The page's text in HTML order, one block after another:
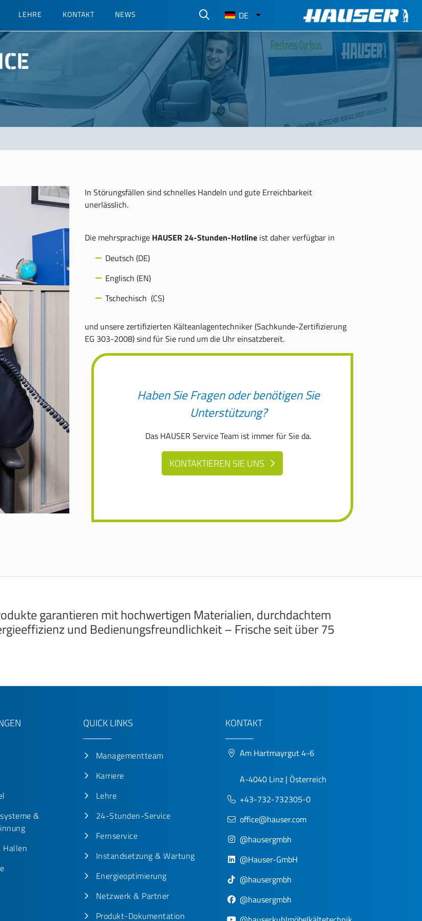
LEHRE KONTAKT NEWS
Select
your
language
DE
In Störungsfällen sind schnelles Handeln und gute Erreichbarkeit
unerlässlich.
Die mehrsprachige HAUSER 24-Stunden-Hotline ist daher verfügbar in
Deutsch (DE)
Englisch (EN)
Tschechisch (CS)
und unsere zertifizierten Kälteanlagentechniker (Sachkunde-Zertifizierung
EG 303-2008) sind für Sie rund um die Uhr einsatzbereit.
Haben Sie Fragen oder benötigen Sie
Unterstützung?
Das HAUSER Service Team ist immer für Sie da.
KONTAKTIEREN SIE UNS
garantieren mit hochwertigen Materialien, durchdachtem
und Bedienungsfreundlichkeit – Frische seit über 75
&
Hallen
QUICK LINKS
Managementteam
Karriere
Lehre
24-Stunden-Service
Fernservice
Instandsetzung & Wartung
Energieoptimierung
Netzwerk & Partner
Produkt-Dokumentation
KONTAKT
Am Hartmayrgut 4-6
A-4040 Linz | Österreich
+43-732-732305-0
office@hauser.com
@hausergmbh
@Hauser-GmbH
@hausergmbh
@hausergmbh